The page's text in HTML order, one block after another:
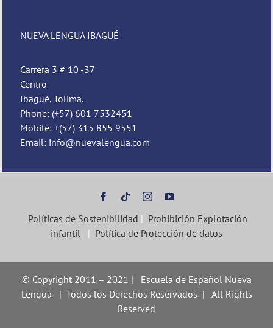
NUEVA LENGUA IBAGUÉ
Carrera 3 # 10 -37
Centro
Ibagué, Tolima.
Phone: (+57) 601 7532451
Mobile: +(57) 315 855 9551
Email: info@nuevalengua.com
Políticas de Sostenibilidad | Prohibición Explotación
infantil | Política de Protección de datos
© Copyright 2011 – 2021 | Escuela de Español Nueva
Lengua | Todos los Derechos Reservados | All Rights
Reserved